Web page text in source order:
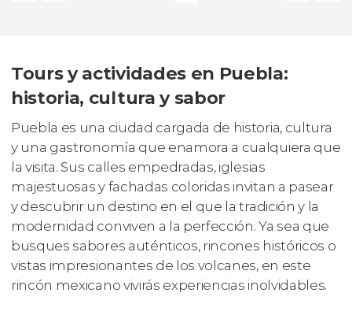
Tours y actividades en Puebla:
historia, cultura y sabor
Puebla es una ciudad cargada de historia, cultura
y una gastronomía que enamora a cualquiera que
la visita. Sus calles empedradas, iglesias
majestuosas y fachadas coloridas invitan a pasear
y descubrir un destino en el que la tradición y la
modernidad conviven a la perfección. Ya sea que
busques sabores auténticos, rincones históricos o
vistas impresionantes de los volcanes, en este
rincón mexicano vivirás experiencias inolvidables.